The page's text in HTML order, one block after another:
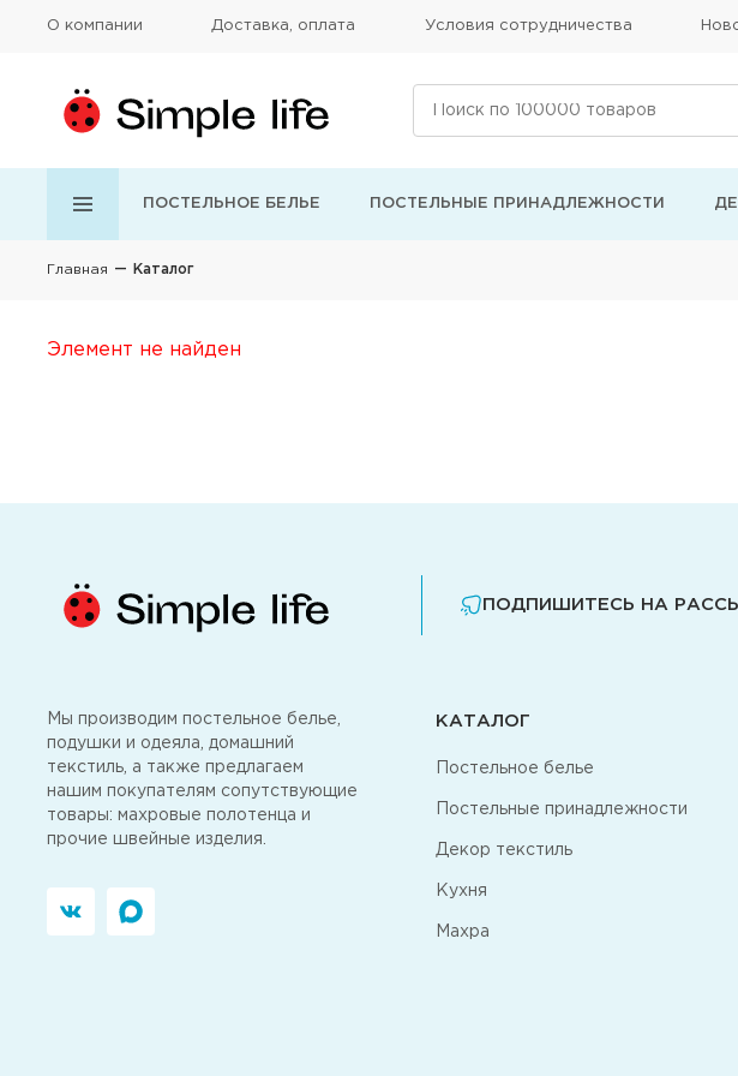
О компании Доставка, оплата Условия сотрудничества
ПОСТЕЛЬНОЕ БЕЛЬЕ ПОСТЕЛЬНЫЕ ПРИНАДЛЕЖНОСТИ
Главная Каталог
Элемент не найден
ПОДПИШИТЕСЬ НА
Мы производим постельное белье,
подушки и одеяла, домашний
текстиль, а также предлагаем
нашим покупателям сопутствующие
товары: махровые полотенца и
прочие швейные изделия.
КАТАЛОГ
Постельное белье
Постельные принадлежности
Декор текстиль
Кухня
Махра